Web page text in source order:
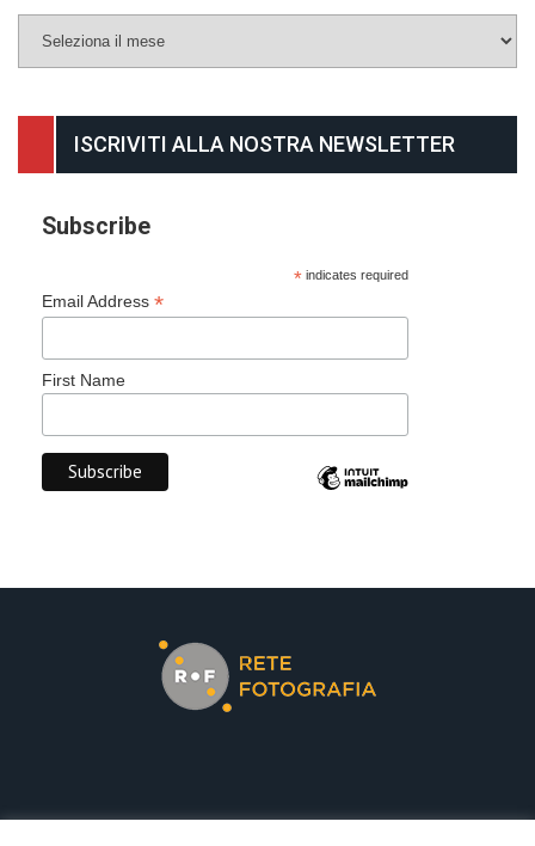
ISCRIVITI ALLA NOSTRA NEWSLETTER
Subscribe
* indicates required
Email Address *
First Name